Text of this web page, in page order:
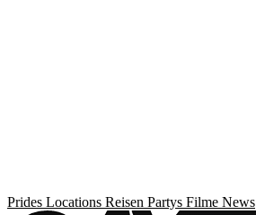
Prides Locations Reisen Partys Filme News